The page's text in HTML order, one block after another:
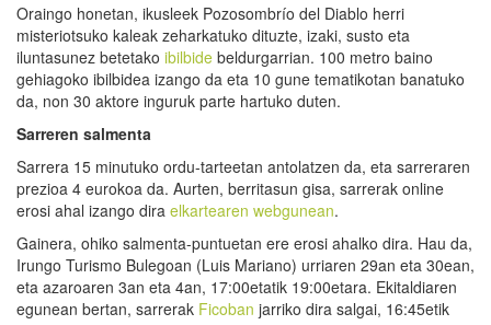
Oraingo honetan, ikusleek Pozosombrío del Diablo herri
misteriotsuko kaleak zeharkatuko dituzte, izaki, susto eta
iluntasunez betetako ibilbide beldurgarrian. 100 metro baino
gehiagoko ibilbidea izango da eta 10 gune tematikotan banatuko
da, non 30 aktore inguruk parte hartuko duten.
Sarreren salmenta
Sarrera 15 minutuko ordu-tarteetan antolatzen da, eta sarreraren
prezioa 4 eurokoa da. Aurten, berritasun gisa, sarrerak online
erosi ahal izango dira elkartearen webgunean.
Gainera, ohiko salmenta-puntuetan ere erosi ahalko dira. Hau da,
Irungo Turismo Bulegoan (Luis Mariano) urriaren 29an eta 30ean,
eta azaroaren 3an eta 4an, 17:00etatik 19:00etara. Ekitaldiaren
egunean bertan, sarrerak Ficoban jarriko dira salgai, 16:45etik